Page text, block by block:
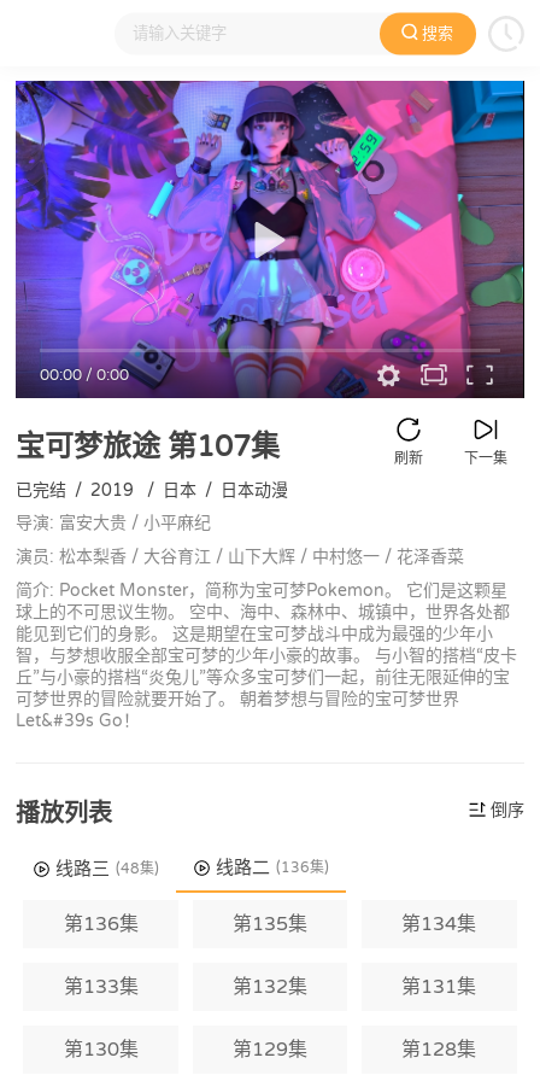
搜索
大家在看 日本动漫 国产动漫 欧美动漫 动漫电影
00:00/0:00
宝可梦旅途第107集 下一集
刷新
已完结 / 2019 / 日本 / 日本动漫
导演: 富安大贵 / 小平麻纪
演员: 松本梨香 / 大谷育江 / 山下大辉 / 中村悠一 / 花泽香菜
简介: Pocket Monster，简称为宝可梦Pokemon。 它们是这颗星
球上的不可思议生物。 空中、海中、森林中、城镇中，世界各处都
能见到它们的身影。 这是期望在宝可梦战斗中成为最强的少年小
智，与梦想收服全部宝可梦的少年小豪的故事。 与小智的搭档“皮卡
丘”与小豪的搭档“炎兔儿”等众多宝可梦们一起，前往无限延伸的宝
可梦世界的冒险就要开始了。 朝着梦想与冒险的宝可梦世界
Let&#39s Go！
播放列表 倒序
线路三 (48集) 线路二 (136集)
第136集 第135集 第134集
第133集 第132集 第131集
第130集 第129集 第128集